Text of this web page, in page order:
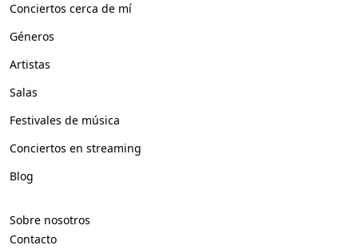
Conciertos cerca de mí
Géneros
Artistas
Salas
Festivales de música
Conciertos en streaming
Blog
Sobre nosotros
Contacto